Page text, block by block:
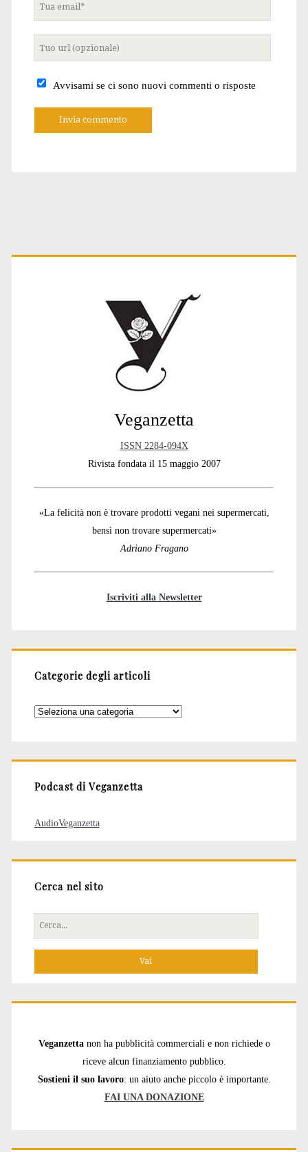
email
sito
Avvisami se ci sono nuovi commenti o risposte
i
Primary
Veganzetta
ISSN 2284-094X
Rivista fondata il 15 maggio 2007
«La felicità non è trovare prodotti vegani nei supermercati,
bensì non trovare supermercati»
Adriano Fragano
Iscriviti alla Newsletter
Categorie degli articoli
Categorie
Podcast di Veganzetta
AudioVeganzetta
Cerca nel sito
Cerca
per:
Veganzetta non ha pubblicità commerciali e non richiede o
riceve alcun finanziamento pubblico.
Sostieni il suo lavoro: un aiuto anche piccolo è importante.
FAI UNA DONAZIONE